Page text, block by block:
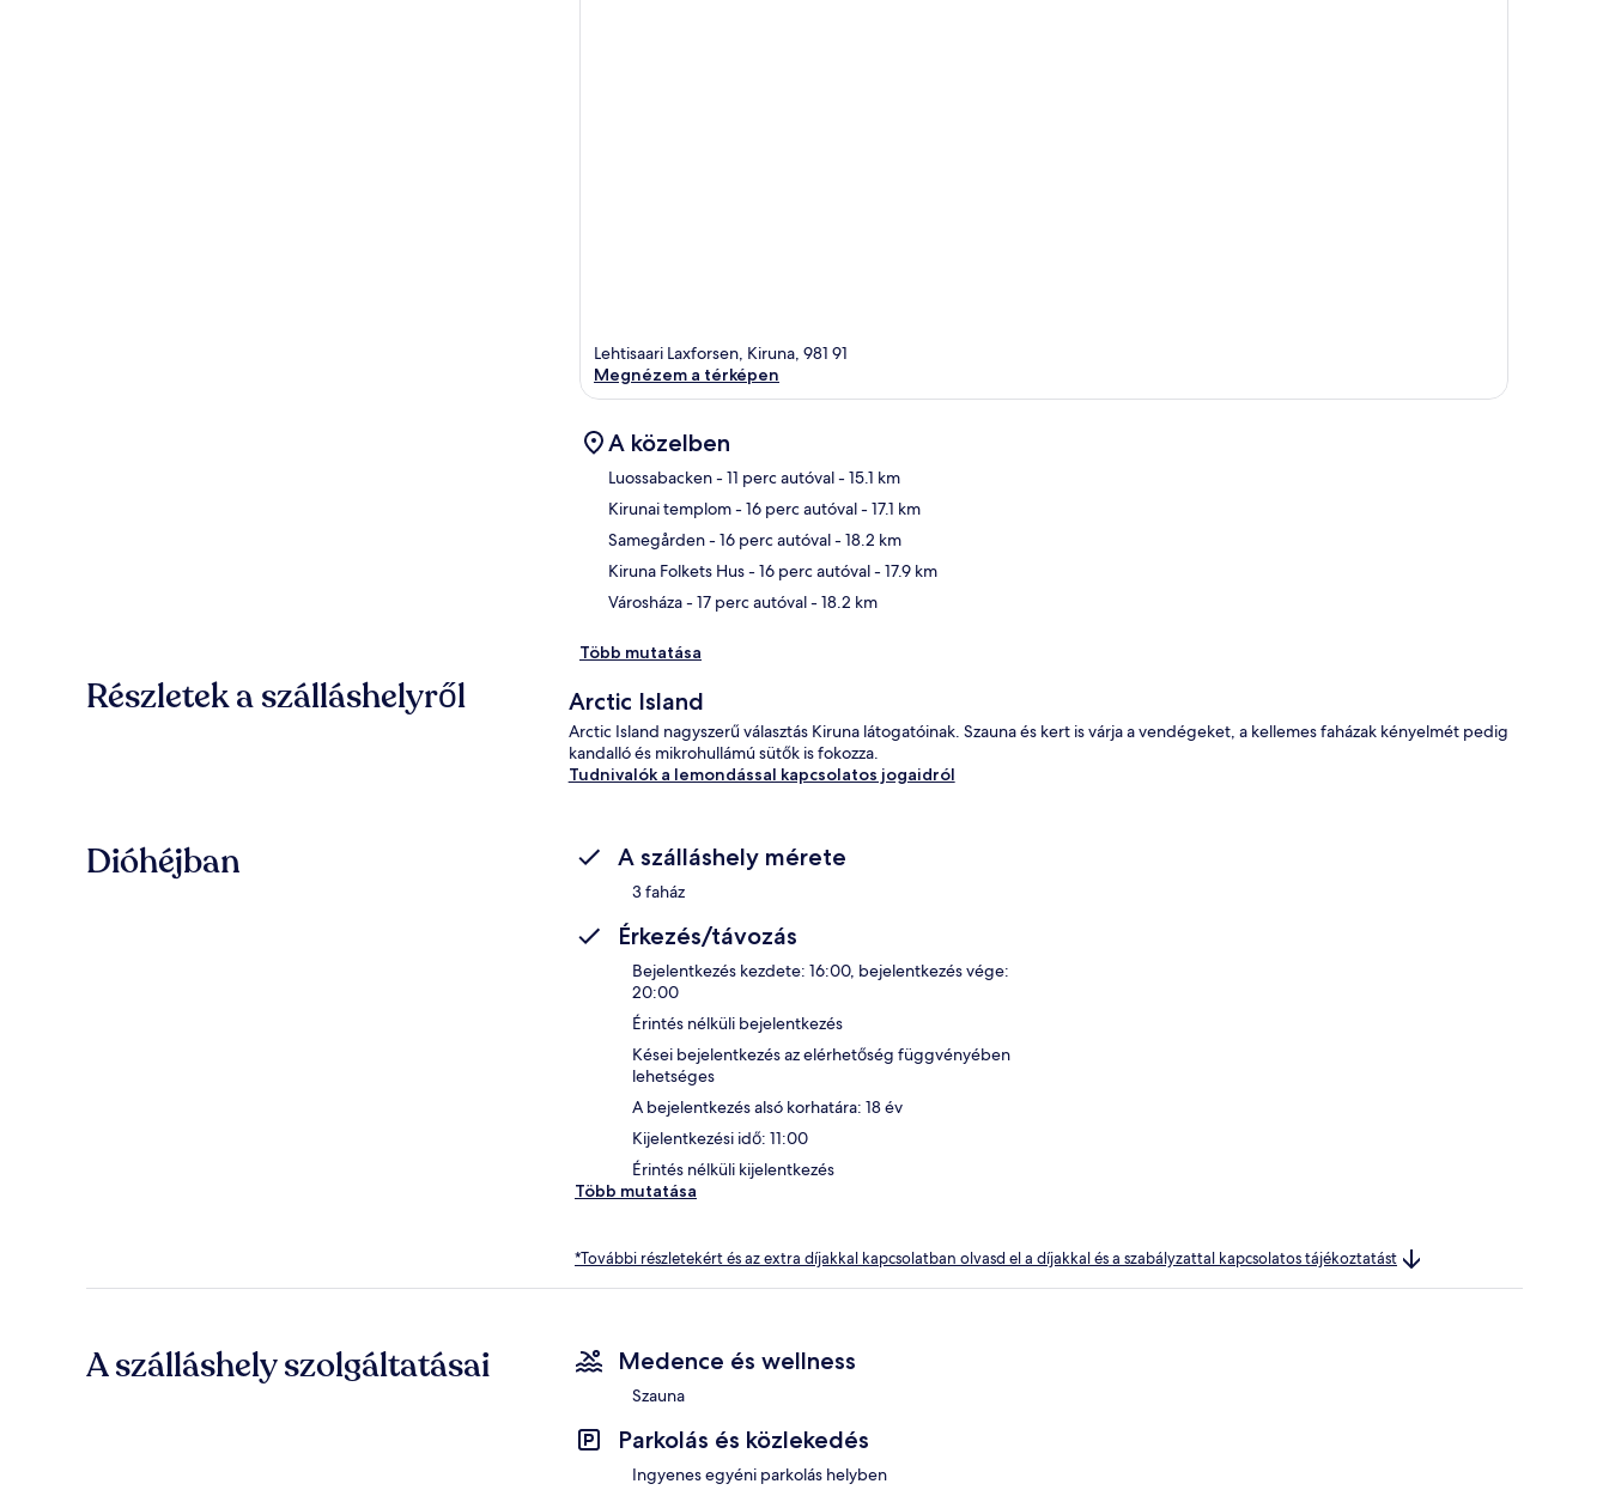
Lehtisaari Laxforsen, Kiruna, 981 91
Megnézem a térképen
A közelben
Luossabacken- 11 perc autóval- 15.1 km
Kirunai templom- 16 perc autóval- 17.1 km
Samegården- 16 perc autóval- 18.2 km
Kiruna Folkets Hus- 16 perc autóval- 17.9 km
Városháza- 17 perc autóval- 18.2 km
Több mutatása
Részletek a szálláshelyről Arctic Island
Arctic Island nagyszerű választás Kiruna látogatóinak. Szauna és kert is várja a vendégeket, a kellemes faházak kényelmét pedig
kandalló és mikrohullámú sütők is fokozza.
Tudnivalók a lemondással kapcsolatos jogaidról
Dióhéjban A szálláshely mérete
3 faház
Érkezés/távozás
Bejelentkezés kezdete: 16:00, bejelentkezés vége:
20:00
Érintés nélküli bejelentkezés
Kései bejelentkezés az elérhetőség függvényében
lehetséges
A bejelentkezés alsó korhatára: 18 év
Kijelentkezési idő: 11:00
Érintés nélküli kijelentkezés
Több mutatása
*További részletekért és az extra díjakkal kapcsolatban olvasd el a díjakkal és a szabályzattal kapcsolatos tájékoztatást
A szálláshely szolgáltatásai Medence és wellness
Szauna
Parkolás és közlekedés
Ingyenes egyéni parkolás helyben